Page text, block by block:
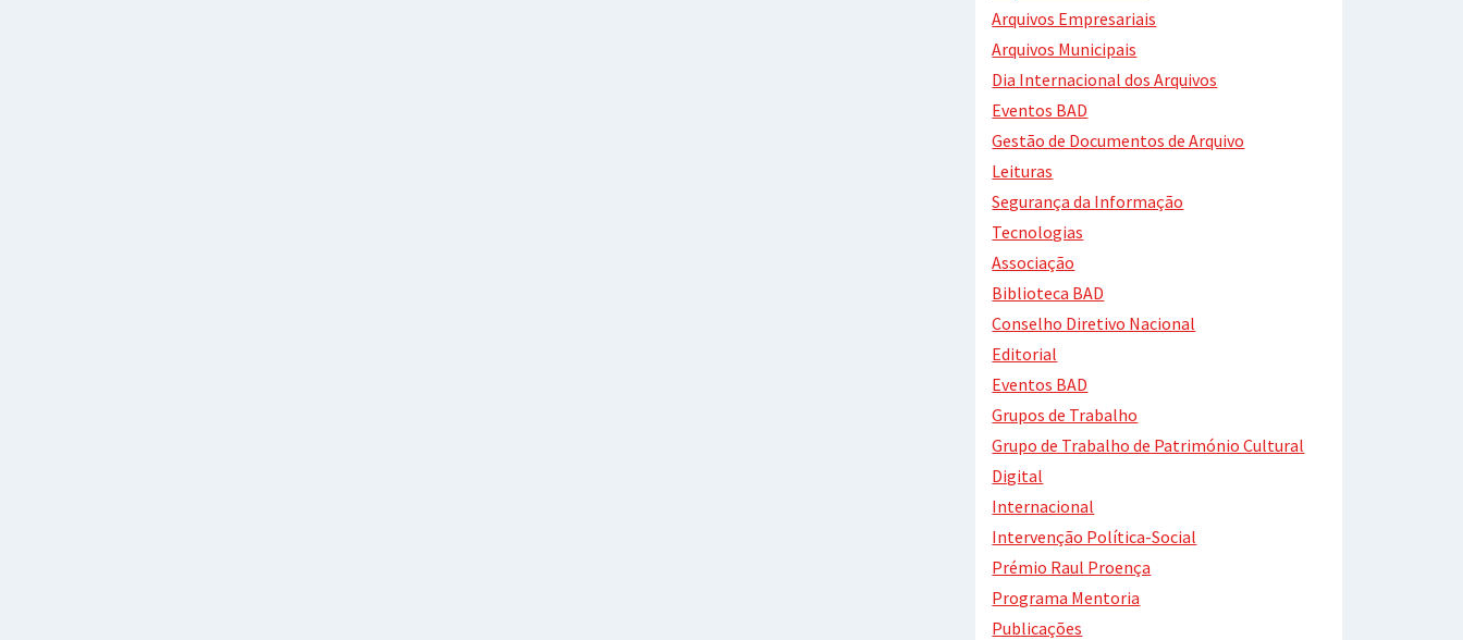
Arquivos Empresariais
Arquivos Municipais
Dia Internacional dos Arquivos
Eventos BAD
Gestão de Documentos de Arquivo
Leituras
Segurança da Informação
Tecnologias
Associação
Biblioteca BAD
Conselho Diretivo Nacional
Editorial
Eventos BAD
Grupos de Trabalho
Grupo de Trabalho de Património Cultural
Digital
Internacional
Intervenção Política-Social
Prémio Raul Proença
Programa Mentoria
Publicações